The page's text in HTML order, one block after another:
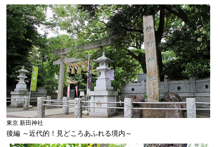
東京 新田神社
後編 ～近代的！見どころあふれる境内～